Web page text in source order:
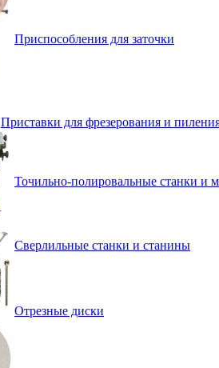
Приспособления для заточки
Приставки для фрезерования и
Точильно-полировальные станки и
Сверлильные станки и станины
Отрезные диски